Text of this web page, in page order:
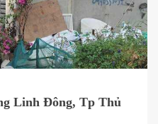
Linh Đông, Tp Thủ